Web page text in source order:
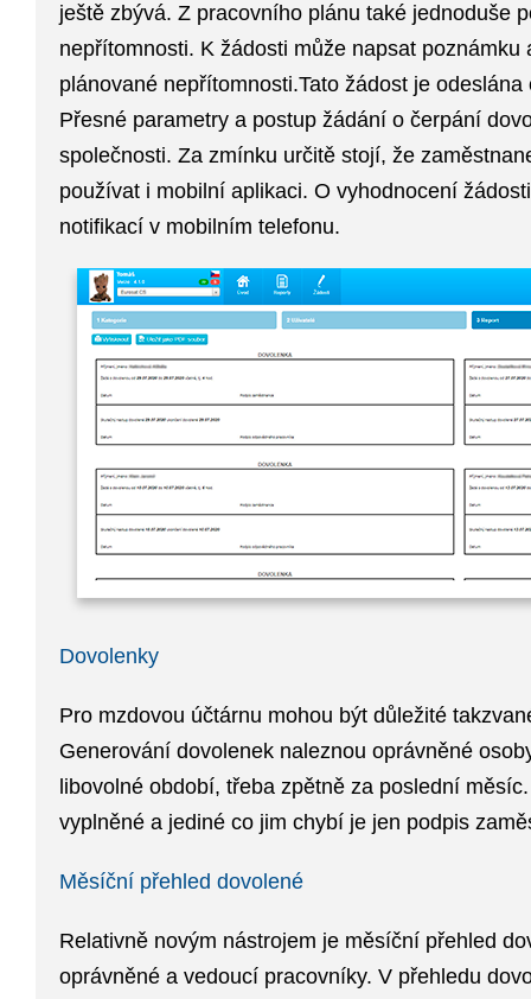
ještě zbývá. Z pracovního plánu také jednoduše
nepřítomnosti. K žádosti může napsat
plánované nepřítomnosti.Tato žádost je
Přesné parametry a postup žádání o čerpání
společnosti. Za zmínku určitě stojí, že
používat i mobilní aplikaci. O vyhodnocení
notifikací v mobilním telefonu.
Dovolenky
Pro mzdovou účtárnu mohou být důležité
Generování dovolenek naleznou oprávněné
libovolné období, třeba zpětně za poslední
vyplněné a jediné co jim chybí je jen podpis
Měsíční přehled dovolené
Relativně novým nástrojem je měsíční přehled
oprávněné a vedoucí pracovníky. V přehledu